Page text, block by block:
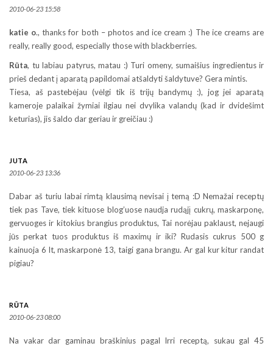
2010-06-23 15:58
katie o., thanks for both – photos and ice cream :) The ice creams are
really, really good, especially those with blackberries.
Rūta, tu labiau patyrus, matau :) Turi omeny, sumaišius ingredientus ir
prieš dedant į aparatą papildomai atšaldyti šaldytuve? Gera mintis.
Tiesa, aš pastebėjau (vėlgi tik iš trijų bandymų :), jog jei aparatą
kameroje palaikai žymiai ilgiau nei dvylika valandų (kad ir dvidešimt
keturias), jis šaldo dar geriau ir greičiau :)
JUTA
2010-06-23 13:36
Dabar aš turiu labai rimtą klausimą nevisai į temą :D Nemažai receptų
tiek pas Tave, tiek kituose blog’uose naudja rudąjį cukrų, maskarponę,
gervuoges ir kitokius brangius produktus, Tai norėjau paklaust, nejaugi
jūs perkat tuos produktus iš maximų ir iki? Rudasis cukrus 500 g
kainuoja 6 lt, maskarponė 13, taigi gana brangu. Ar gal kur kitur randat
pigiau?
RŪTA
2010-06-23 08:00
Na vakar dar gaminau braškinius pagal Irri receptą, sukau gal 45